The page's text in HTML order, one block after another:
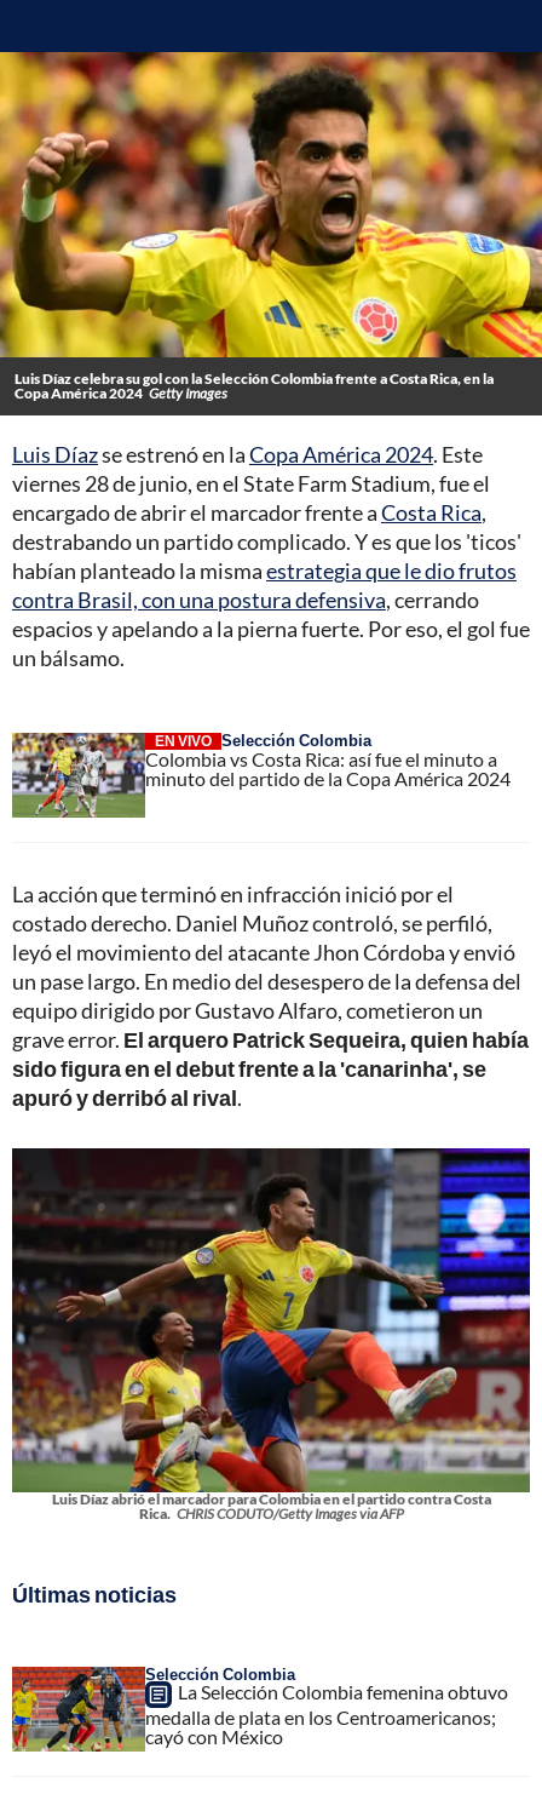
Luis Díaz celebra su gol con la Selección Colombia frente a Costa Rica, en la
Copa América 2024 Getty Images
Luis Díazse estrenó en laCopa América 2024. Este
viernes 28 de junio, en el State Farm Stadium, fue el
encargado de abrir el marcador frente aCosta Rica,
destrabando un partido complicado. Y es que los 'ticos'
habían planteado la mismaestrategia que le dio frutos
contra Brasil, con una postura defensiva, cerrando
espacios y apelando a la pierna fuerte. Por eso, el gol fue
un bálsamo.
EN VIVO Selección Colombia
Colombia vs Costa Rica: así fue el minuto a
minuto del partido de la Copa América 2024
La acción que terminó en infracción inició por el
costado derecho. Daniel Muñoz controló, se perfiló,
leyó el movimiento del atacante Jhon Córdoba y envió
un pase largo. En medio del desespero de la defensa del
equipo dirigido por Gustavo Alfaro, cometieron un
grave error. El arquero Patrick Sequeira, quien había
sido figura en el debut frente a la 'canarinha', se
apuró y derribó al rival.
Luis Díaz abrió el marcador para Colombia en el partido contra Costa
Rica. CHRIS CODUTO/Getty Images via AFP
Últimas noticias
Selección Colombia
La Selección Colombia femenina obtuvo
medalla de plata en los Centroamericanos;
cayó con México